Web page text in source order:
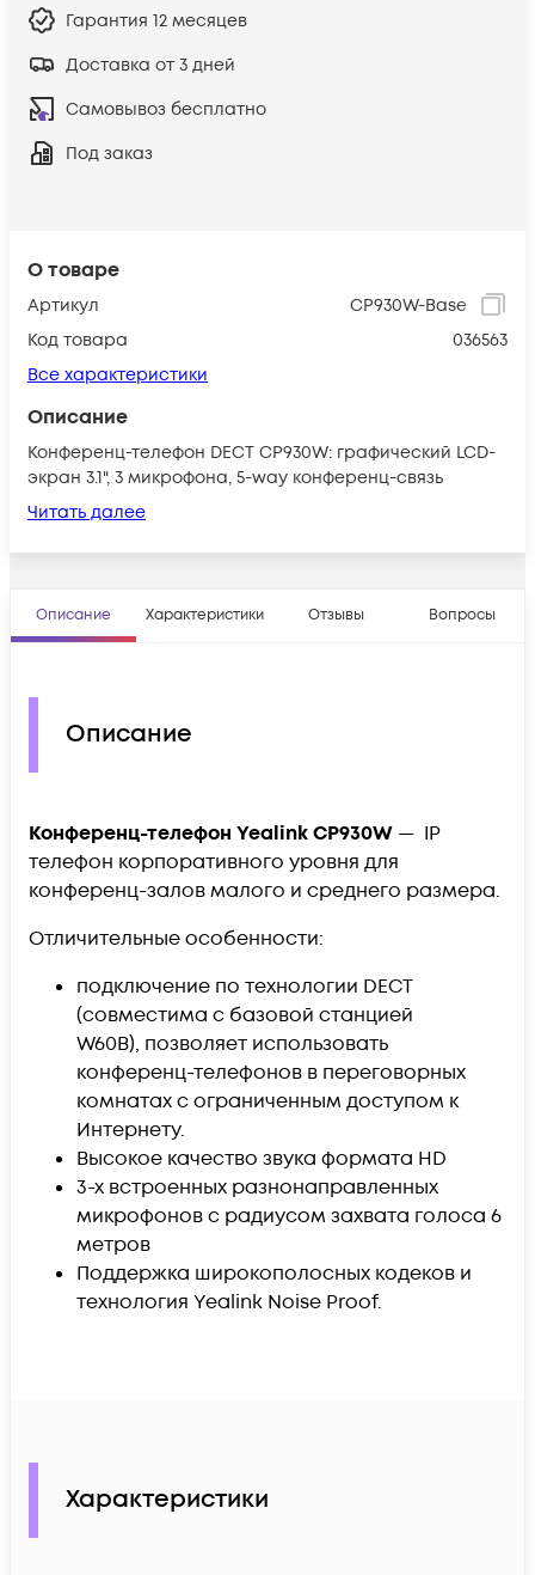
О товаре
Артикул
CP930W-Base
Код товара
036563
Все характеристики
Описание
Конференц-телефон DECT CP930W: графический LCD-
экран 3.1", 3 микрофона, 5-way конференц-связь
Читать далее
Гарантия 12 месяцев
Доставка от 3 дней
Самовывоз бесплатно
Под заказ
Описание Характеристики Отзывы Вопросы
Описание
Конференц-телефон Yealink CP930W — IP
телефон корпоративного уровня для
конференц-залов малого и среднего размера.
Отличительные особенности:
подключение по технологии DECT
(совместима с базовой станцией
W60B), позволяет использовать
конференц-телефонов в переговорных
комнатах с ограниченным доступом к
Интернету.
Высокое качество звука формата HD
3-х встроенных разнонаправленных
микрофонов с радиусом захвата голоса 6
метров
Поддержка широкополосных кодеков и
технология Yealink Noise Proof.
Характеристики